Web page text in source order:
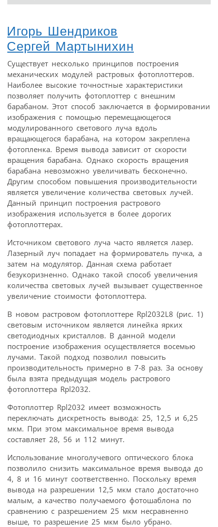
Игорь Шендриков
Сергей Мартынихин
Существует несколько принципов построения
механических модулей растровых фотоплоттеров.
Наиболее высокие точностные характеристики
позволяет получить фотоплоттер с внешним
барабаном. Этот способ заключается в формировании
изображения с помощью перемещающегося
модулированного светового луча вдоль
вращающегося барабана, на котором закреплена
фотопленка. Время вывода зависит от скорости
вращения барабана. Однако скорость вращения
барабана невозможно увеличивать бесконечно.
Другим способом повышения производительности
является увеличение количества световых лучей.
Данный принцип построения растрового
изображения используется в более дорогих
фотоплоттерах.
Источником светового луча часто является лазер.
Лазерный луч попадает на формирователь пучка, а
затем на модулятор. Данная схема работает
безукоризненно. Однако такой способ увеличения
количества световых лучей вызывает существенное
увеличение стоимости фотоплоттера.
В новом растровом фотоплоттере Rpl2032L8 (рис. 1)
световым источником является линейка ярких
светодиодных кристаллов. В данной модели
построение изображения осуществляется восемью
лучами. Такой подход позволил повысить
производительность примерно в 7-8 раз. За основу
была взята предыдущая модель растрового
фотоплоттера Rpl2032.
Фотоплоттер Rpl2032 имеет возможность
переключать дискретность вывода: 25, 12,5 и 6,25
мкм. При этом максимальное время вывода
составляет 28, 56 и 112 минут.
Использование многолучевого оптического блока
позволило снизить максимальное время вывода до
4, 8 и 16 минут соответственно. Поскольку время
вывода на разрешении 12,5 мкм стало достаточно
малым, а качество получаемого фотошаблона по
сравнению с разрешением 25 мкм несравненно
выше, то разрешение 25 мкм было убрано.